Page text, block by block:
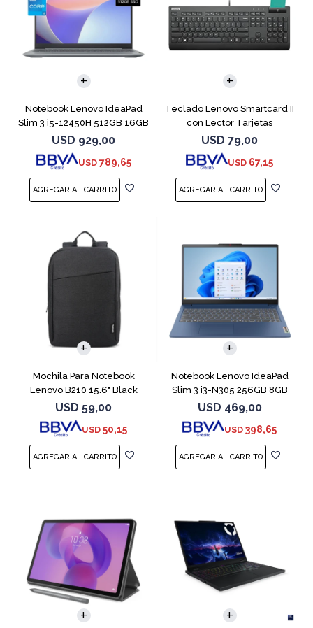
Notebook Lenovo IdeaPad
Slim 3 i5-12450H 512GB 16GB
15.6"
USD 929,00
USD 789,65
COMPARAR
Teclado Lenovo Smartcard II
con Lector Tarjetas
Inteligente
USD 79,00
USD 67,15
Mochila Para Notebook
Lenovo B210 15.6" Black
USD 59,00
USD 50,15
Notebook Lenovo IdeaPad
Slim 3 i3-N305 256GB 8GB
15.6" Blue
USD 469,00
USD 398,65
COMPARAR